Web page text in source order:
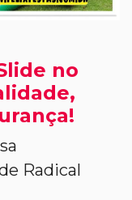
no
Radical